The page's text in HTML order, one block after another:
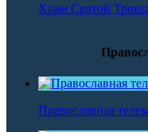
Храм Святой
Православная